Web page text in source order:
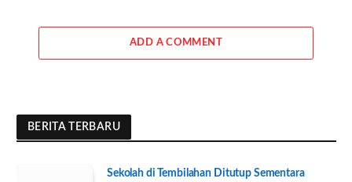
ADD A COMMENT
BERITA TERBARU
Sekolah di Tembilahan Ditutup Sementara